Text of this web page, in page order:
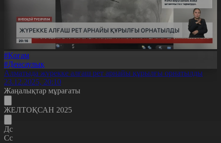
#Қоғам
#Денсаулық
Алматыда жүрекке алғаш рет арнайы құрылғы орнатылды
23.12.2025, 20:10
Жаңалықтар мұрағаты
ЖЕЛТОҚСАН 2025
Дс
Сс